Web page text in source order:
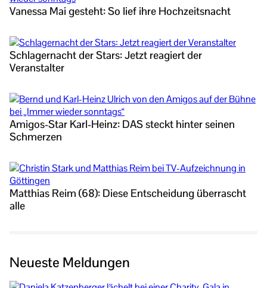
Vanessa Mai gesteht: So lief ihre Hochzeitsnacht
Schlagernacht der Stars: Jetzt reagiert der
Veranstalter
Amigos-Star Karl-Heinz: DAS steckt hinter seinen
Schmerzen
Matthias Reim (68): Diese Entscheidung überrascht
alle
Neueste Meldungen